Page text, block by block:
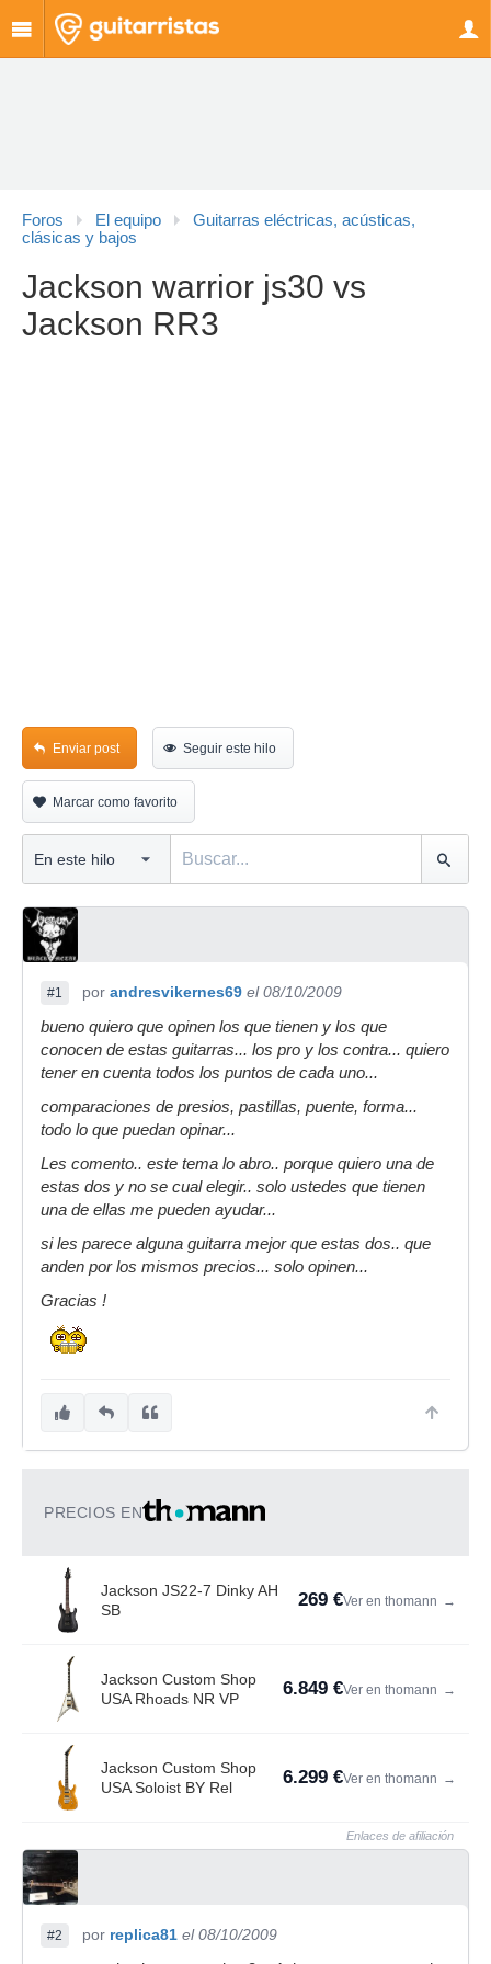
Foros El equipo
Guitarras eléctricas, acústicas,
clásicas y bajos
Jackson warrior js30 vs
Jackson RR3
Enviar post Seguir este hilo
Marcar como favorito
#1 por andresvikernes69 el 08/10/2009
bueno quiero que opinen los que tienen y los que
conocen de estas guitarras... los pro y los contra... quiero
tener en cuenta todos los puntos de cada uno...
comparaciones de presios, pastillas, puente, forma...
todo lo que puedan opinar...
Les comento.. este tema lo abro.. porque quiero una de
estas dos y no se cual elegir.. solo ustedes que tienen
una de ellas me pueden ayudar...
si les parece alguna guitarra mejor que estas dos.. que
anden por los mismos precios... solo opinen...
Gracias !
PRECIOS EN
Jackson JS22-7 Dinky AH
SB
269 €Ver en thomann →
Jackson Custom Shop
USA Rhoads NR VP
6.849 €Ver en thomann →
Jackson Custom Shop
USA Soloist BY Rel
6.299 €Ver en thomann →
Enlaces de afiliación
#2 por replica81 el 08/10/2009